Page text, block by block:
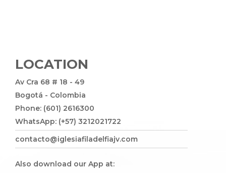
LOCATION
Av Cra 68 # 18 - 49
Bogotá - Colombia
Phone: (601) 2616300
WhatsApp: (+57) 3212021722
contacto@iglesiafiladelfiajv.com
Also download our App at: